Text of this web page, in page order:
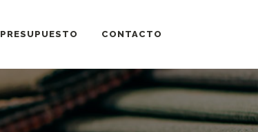
PRESUPUESTO CONTACTO